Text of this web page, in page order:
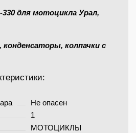
для мотоцикла Урал,
конденсаторы, колпачки с
Не опасен
1
МОТОЦИКЛЫ